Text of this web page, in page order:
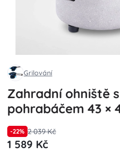
Grilování
Zahradní ohniště
pohrabáčem 43 ×
-22% 2 039 Kč
1 589 Kč